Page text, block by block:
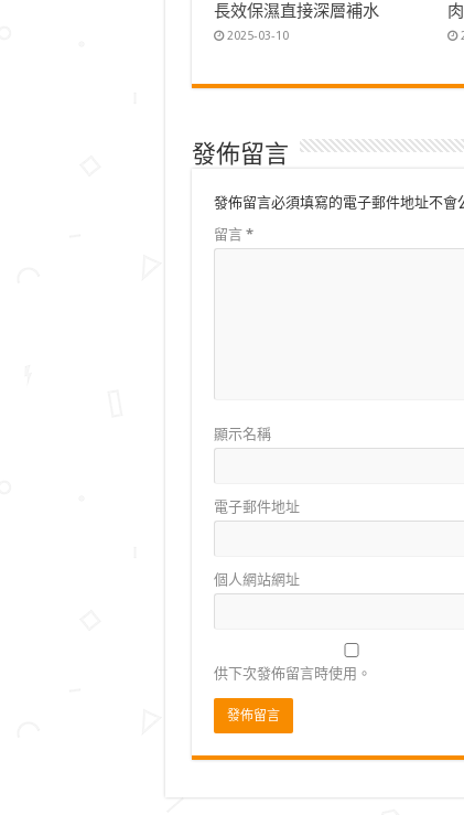
長效保濕直接深層補水
2025-03-10
發佈留言
發佈留言必須填寫的電子郵件地址不會
留言 *
顯示名稱
電子郵件地址
個人網站網址
供下次發佈留言時使用。